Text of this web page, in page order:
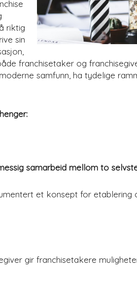
riktig
sin
franchisetaker og
samfunn, ha tydelige
samarbeid mellom to
et konsept for etablering
gir franchisetakere